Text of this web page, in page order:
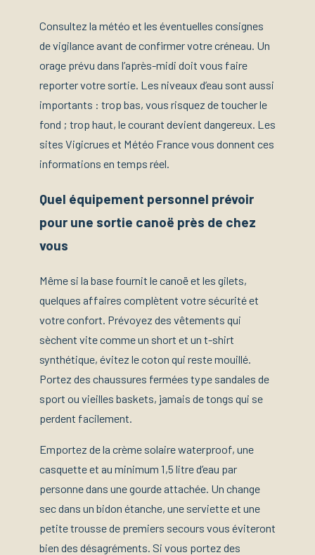
Consultez la météo et les éventuelles consignes
de vigilance avant de confirmer votre créneau. Un
orage prévu dans l’après-midi doit vous faire
reporter votre sortie. Les niveaux d’eau sont aussi
importants : trop bas, vous risquez de toucher le
fond ; trop haut, le courant devient dangereux. Les
sites Vigicrues et Météo France vous donnent ces
informations en temps réel.
Quel équipement personnel prévoir
pour une sortie canoë près de chez
vous
Même si la base fournit le canoë et les gilets,
quelques affaires complètent votre sécurité et
votre confort. Prévoyez des vêtements qui
sèchent vite comme un short et un t-shirt
synthétique, évitez le coton qui reste mouillé.
Portez des chaussures fermées type sandales de
sport ou vieilles baskets, jamais de tongs qui se
perdent facilement.
Emportez de la crème solaire waterproof, une
casquette et au minimum 1,5 litre d’eau par
personne dans une gourde attachée. Un change
sec dans un bidon étanche, une serviette et une
petite trousse de premiers secours vous éviteront
bien des désagréments. Si vous portez des